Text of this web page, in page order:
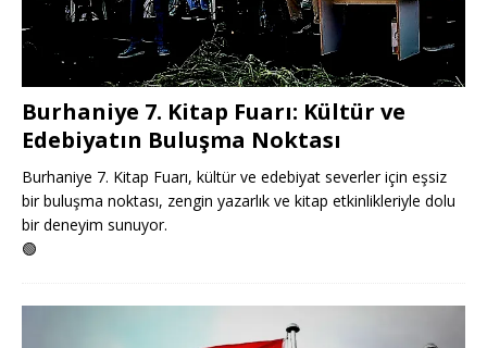
Burhaniye 7. Kitap Fuarı: Kültür ve
Edebiyatın Buluşma Noktası
Burhaniye 7. Kitap Fuarı, kültür ve edebiyat severler için eşsiz
bir buluşma noktası, zengin yazarlık ve kitap etkinlikleriyle dolu
bir deneyim sunuyor.
🟢